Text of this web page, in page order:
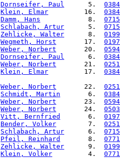
Dornseifer, Paul
      5.
Klein, Elmar
         16.
Damm, Hans
            8.
Schlabach, Artur
      5.
Zehlicke, Walter
      8.
Wegmeth, Horst
       17.
Weber, Norbert
       20.
Dornseifer, Paul
      6.
Weber, Norbert
       21.
Klein, Elmar
         17.
Weber, Norbert
       22.
Schmidt, Martin
       6.
Weber, Norbert
       23.
Weber, Norbert
       24.
Vitt, Bernfried
       6.
Bender, Volker
        7.
Schlabach, Artur
      6.
Pfeil, Reinhard
       8.
Zehlicke, Walter
      9.
Klein, Volker
         4.